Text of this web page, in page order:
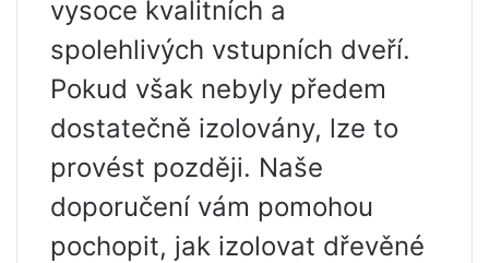
vysoce kvalitních a
spolehlivých vstupních dveří.
Pokud však nebyly předem
dostatečně izolovány, lze to
provést později. Naše
doporučení vám pomohou
pochopit, jak izolovat dřevěné